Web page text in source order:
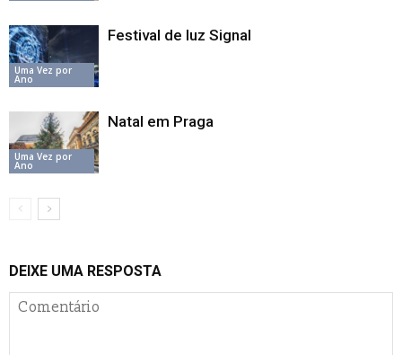
Uma Vez por
Ano
Festival de luz Signal
Uma Vez por
Ano
Natal em Praga
DEIXE UMA RESPOSTA